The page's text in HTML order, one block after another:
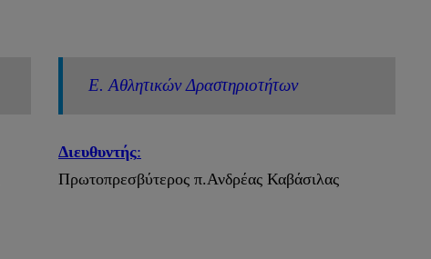
Ε. Αθλητικών Δραστηριοτήτων
Διευθυντής:
Πρωτοπρεσβύτερος π.Ανδρέας Καβάσιλας